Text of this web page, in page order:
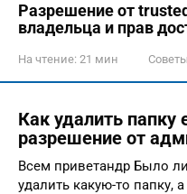
Разрешение от
владельца и прав
На чтение: 21 мин
Как удалить папку
разрешение от
Всем приветандр Было
удалить какую-то папку,